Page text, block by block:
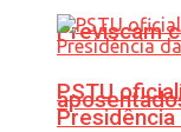
Previscam
PSTU
Presidência